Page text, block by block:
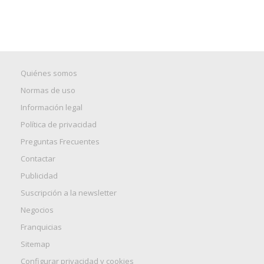
Quiénes somos
Normas de uso
Información legal
Política de privacidad
Preguntas Frecuentes
Contactar
Publicidad
Suscripción a la newsletter
Negocios
Franquicias
Sitemap
Configurar privacidad y cookies